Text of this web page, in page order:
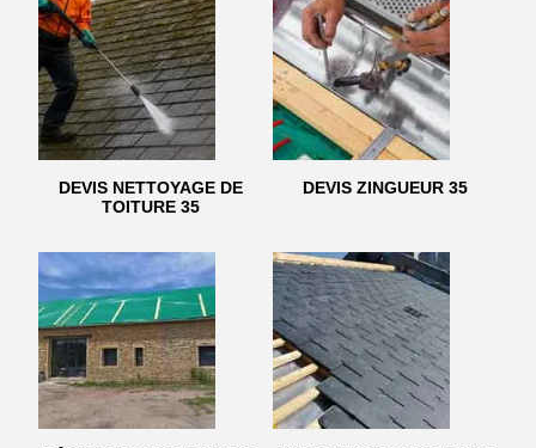
DEVIS NETTOYAGE DE
TOITURE 35
DEVIS ZINGUEUR 35